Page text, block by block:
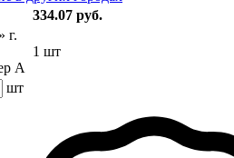
334.07 руб.
г.
А
1 шт
шт